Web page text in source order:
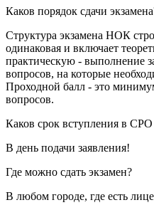
Каков порядок сдачи
Структура экзамена НОК
одинаковая и включает
практическую - выполнение
вопросов, на которые
Проходной балл - это
вопросов.
Каков срок вступления в
В день подачи заявления!
Где можно сдать экзамен?
В любом городе, где есть